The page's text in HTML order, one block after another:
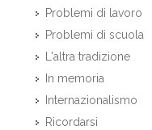
Problemi di lavoro
Problemi di scuola
L'altra tradizione
In memoria
Internazionalismo
Ricordarsi